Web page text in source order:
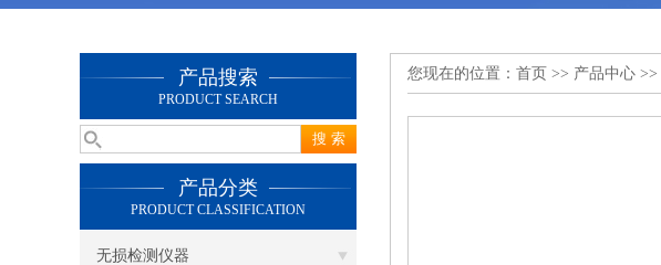
产品搜索
PRODUCT SEARCH
产品分类
PRODUCT CLASSIFICATION
无损检测仪器
您现在的位置： 首页 >> 产品中心 >>